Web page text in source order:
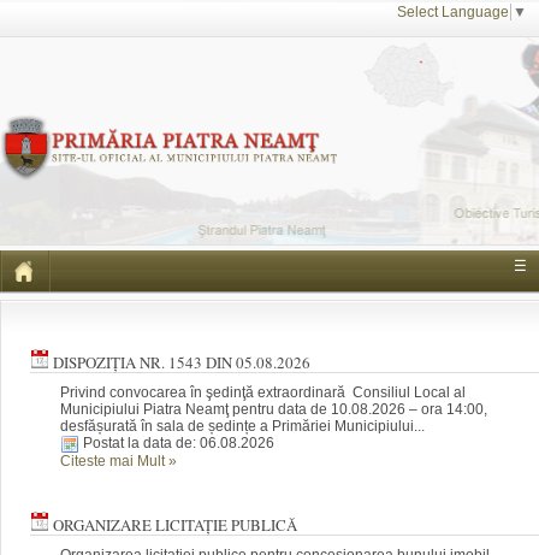
Select Language ▼
☰
DISPOZIȚIA NR. 1543 DIN 05.08.2026
Privind convocarea în şedinţă extraordinară Consiliul Local al
Municipiului Piatra Neamţ pentru data de 10.08.2026 – ora 14:00,
desfășurată în sala de ședințe a Primăriei Municipiului...
Postat la data de: 06.08.2026
Citeste mai Mult»
ORGANIZARE LICITAȚIE PUBLICĂ